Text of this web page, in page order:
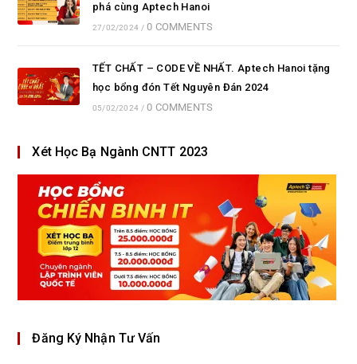
phá cùng Aptech Hanoi
27/02/2024 / 0 COMMENTS
TẾT CHẤT – CODE VỀ NHẤT. Aptech Hanoi tặng
học bổng đón Tết Nguyên Đán 2024
05/02/2024 / 0 COMMENTS
Xét Học Bạ Ngành CNTT 2023
Đăng Ký Nhận Tư Vấn